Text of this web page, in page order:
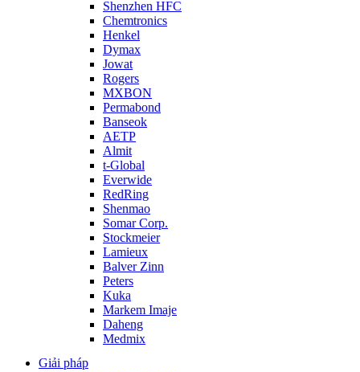
Shenzhen HFC
Chemtronics
Henkel
Dymax
Jowat
Rogers
MXBON
Permabond
Banseok
AETP
Almit
t-Global
Everwide
RedRing
Shenmao
Somar Corp.
Stockmeier
Lamieux
Balver Zinn
Peters
Kuka
Markem Imaje
Daheng
Medmix
Giải pháp